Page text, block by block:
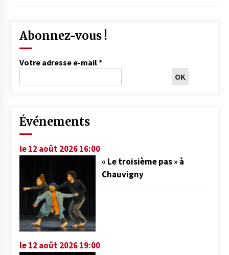
Abonnez-vous !
Votre adresse e-mail*
Événements
le 12 août 2026 16:00
« Le troisième pas » à
Chauvigny
le 12 août 2026 19:00